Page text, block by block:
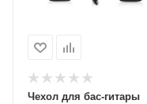
Чехол для бас-гитары